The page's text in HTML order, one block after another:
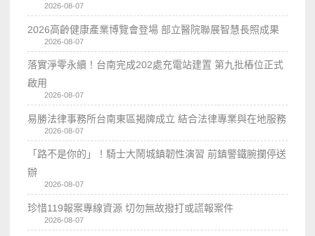
2026-08-07
2026高齡健康產業博覽會登場 部立醫院聯展智慧長照成果
2026-08-07
落實淨零永續！台南完成202處充電站建置 第九批樁位正式
啟用
2026-08-07
易勝法律事務所台南東區揭牌成立 結合法律專業與在地服務
2026-08-07
「路不是你的」！騎士大鬧城鎮韌性演習 前鎮警鐵腕攔停送
辦
2026-08-07
珍惜119報案專線資源 切勿無故撥打或謊報案件
2026-08-07